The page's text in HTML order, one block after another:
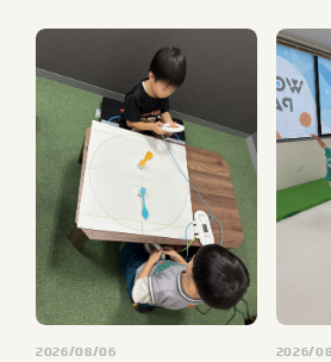
2026/08/06 2026/